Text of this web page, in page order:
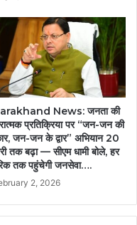
News: जनता की
प्रतिक्रिया पर “जन-जन की
जन-जन के द्वार” अभियान 20
तक बढ़ा — सीएम धामी बोले, हर
तक पहुंचेगी जनसेवा….
2, 2026